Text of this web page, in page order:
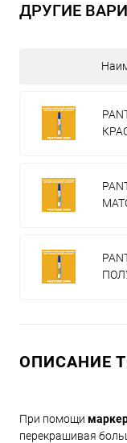
ДРУГИЕ
ОПИСАНИЕ
При помощи
перекрашивая